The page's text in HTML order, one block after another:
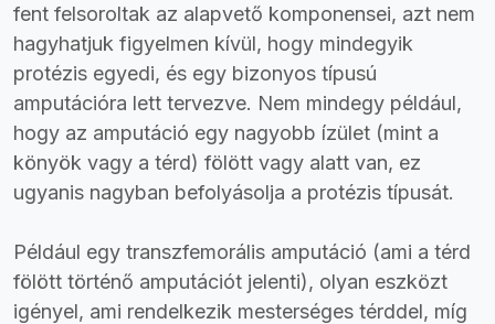
fent felsoroltak az alapvető komponensei, azt nem
hagyhatjuk figyelmen kívül, hogy mindegyik
protézis egyedi, és egy bizonyos típusú
amputációra lett tervezve. Nem mindegy például,
hogy az amputáció egy nagyobb ízület (mint a
könyök vagy a térd) fölött vagy alatt van, ez
ugyanis nagyban befolyásolja a protézis típusát.
Például egy transzfemorális amputáció (ami a térd
fölött történő amputációt jelenti), olyan eszközt
igényel, ami rendelkezik mesterséges térddel, míg